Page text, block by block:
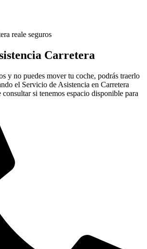
Carretera
y no puedes mover tu coche, podrás traerlo
el Servicio de Asistencia en Carretera
consultar si tenemos espacio disponible para